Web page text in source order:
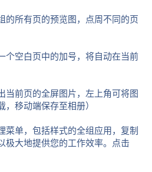
的所有页的预览图，点周不同的页
个空白页中的加号，将自动在当前
当前页的全屏图片，左上角可将图
移动端保存至相册）
菜单，包括样式的全组应用，复制
大地提供您的工作效率。 点击